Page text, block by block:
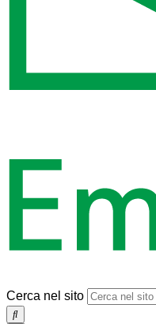
Cerca nel sito
SEARCH